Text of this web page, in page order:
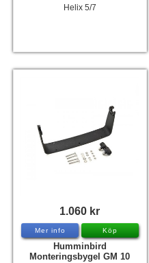
Helix 5/7
1.060 kr
Mer info Köp
Humminbird
Monteringsbygel GM 10